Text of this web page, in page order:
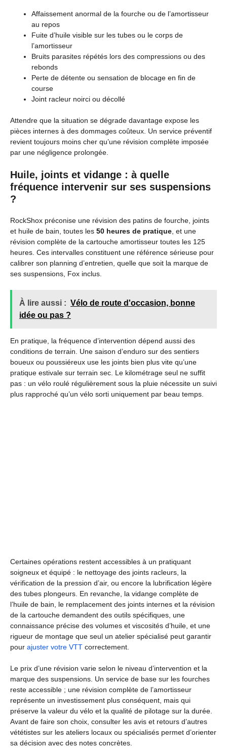
Affaissement anormal de la fourche ou de l’amortisseur
au repos
Fuite d’huile visible sur les tubes ou le corps de
l’amortisseur
Bruits parasites répétés lors des compressions ou des
rebonds
Perte de détente ou sensation de blocage en fin de
course
Joint racleur noirci ou décollé
Attendre que la situation se dégrade davantage expose les
pièces internes à des dommages coûteux. Un service préventif
revient toujours moins cher qu’une révision complète imposée
par une négligence prolongée.
Huile, joints et vidange : à quelle
fréquence intervenir sur ses suspensions
?
RockShox préconise une révision des patins de fourche, joints
et huile de bain, toutes les 50 heures de pratique , et une
révision complète de la cartouche amortisseur toutes les 125
heures. Ces intervalles constituent une référence sérieuse pour
calibrer son planning d’entretien, quelle que soit la marque de
ses suspensions, Fox inclus.
À lire aussi : Vélo de route d'occasion, bonne
idée ou pas ?
En pratique, la fréquence d’intervention dépend aussi des
conditions de terrain. Une saison d’enduro sur des sentiers
boueux ou poussiéreux use les joints bien plus vite qu’une
pratique estivale sur terrain sec. Le kilométrage seul ne suffit
pas : un vélo roulé régulièrement sous la pluie nécessite un suivi
plus rapproché qu’un vélo sorti uniquement par beau temps.
Certaines opérations restent accessibles à un pratiquant
soigneux et équipé : le nettoyage des joints racleurs, la
vérification de la pression d’air, ou encore la lubrification légère
des tubes plongeurs. En revanche, la vidange complète de
l’huile de bain, le remplacement des joints internes et la révision
de la cartouche demandent des outils spécifiques, une
connaissance précise des volumes et viscosités d’huile, et une
rigueur de montage que seul un atelier spécialisé peut garantir
pour ajuster votre VTT correctement.
Le prix d’une révision varie selon le niveau d’intervention et la
marque des suspensions. Un service de base sur les fourches
reste accessible ; une révision complète de l’amortisseur
représente un investissement plus conséquent, mais qui
préserve la valeur du vélo et la qualité de pilotage sur la durée.
Avant de faire son choix, consulter les avis et retours d’autres
vététistes sur les ateliers locaux ou spécialisés permet d’orienter
sa décision avec des notes concrètes.